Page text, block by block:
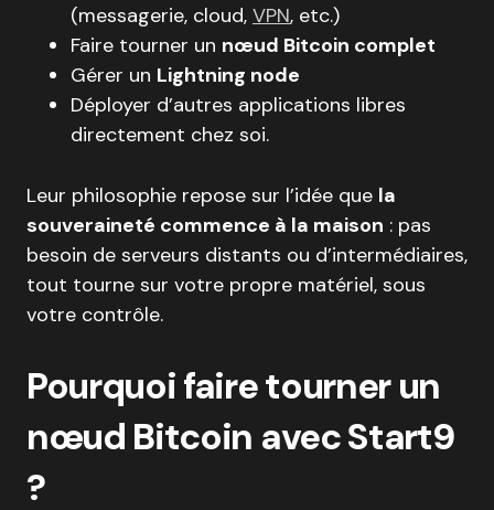
(messagerie, cloud, VPN, etc.)
Faire tourner un nœud Bitcoin complet
Gérer un Lightning node
Déployer d’autres applications libres
directement chez soi.
Leur philosophie repose sur l’idée que la
souveraineté commence à la maison : pas
besoin de serveurs distants ou d’intermédiaires,
tout tourne sur votre propre matériel, sous
votre contrôle.
Pourquoi faire tourner un
nœud Bitcoin avec Start9
?